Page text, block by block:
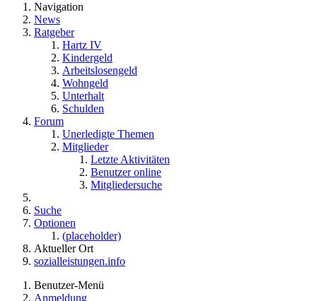
Navigation
News
Ratgeber
Hartz IV
Kindergeld
Arbeitslosengeld
Wohngeld
Unterhalt
Schulden
Forum
Unerledigte Themen
Mitglieder
Letzte Aktivitäten
Benutzer online
Mitgliedersuche
Suche
Optionen
(placeholder)
Aktueller Ort
sozialleistungen.info
Benutzer-Menü
Anmeldung